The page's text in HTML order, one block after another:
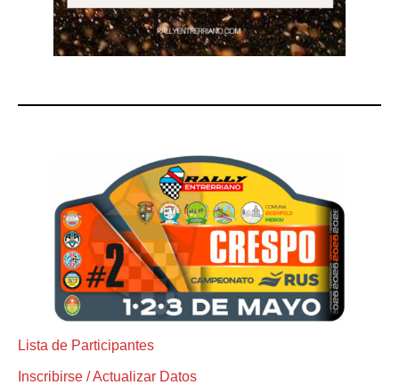
Lista de Participantes
Inscribirse / Actualizar Datos